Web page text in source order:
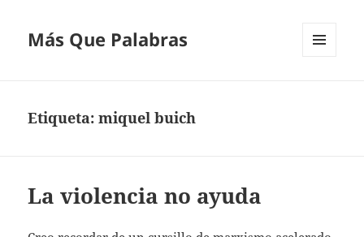
Más Que Palabras
Etiqueta:miquel buich
La violencia no ayuda